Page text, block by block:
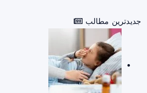
جدیدترین مطالب